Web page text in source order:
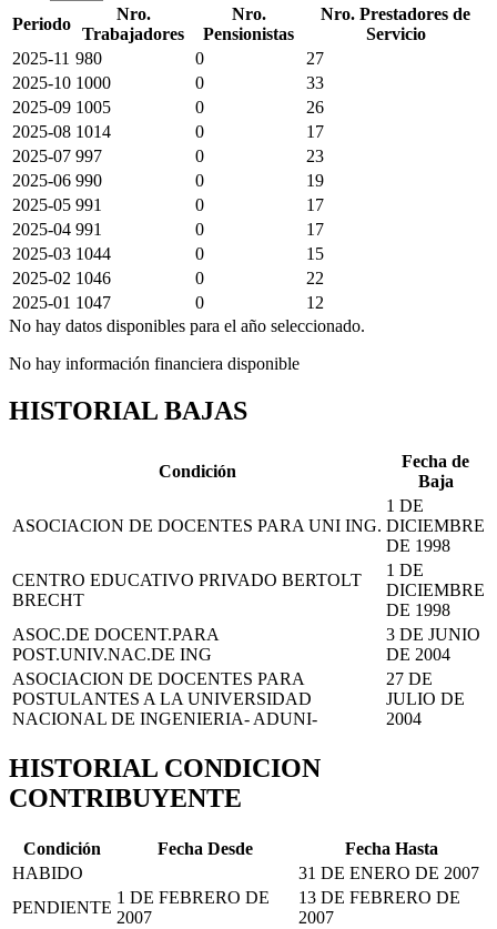
Periodo
Nro.
Trabajadores
Nro.
Pensionistas
Nro. Prestadores de
Servicio
2025-11 980 0
27
2025-10 1000 0
33
2025-09 1005 0
26
2025-08 1014 0
17
2025-07 997 0
23
2025-06 990 0
19
2025-05 991 0
17
2025-04 991 0
17
2025-03 1044 0
15
2025-02 1046 0
22
2025-01 1047 0
12
No hay datos disponibles para el año seleccionado.
No hay información financiera disponible
HISTORIAL BAJAS
Condición
Fecha de
Baja
ASOCIACION DE DOCENTES PARA UNI ING.
1 DE
DICIEMBRE
DE 1998
CENTRO EDUCATIVO PRIVADO BERTOLT
BRECHT
1 DE
DICIEMBRE
DE 1998
ASOC.DE DOCENT.PARA
POST.UNIV.NAC.DE ING
3 DE JUNIO
DE 2004
ASOCIACION DE DOCENTES PARA
POSTULANTES A LA UNIVERSIDAD
NACIONAL DE INGENIERIA- ADUNI-
27 DE
JULIO DE
2004
HISTORIAL CONDICION
CONTRIBUYENTE
Condición Fecha Desde
Fecha Hasta
HABIDO
31 DE ENERO DE 2007
PENDIENTE
1 DE FEBRERO DE
2007
13 DE FEBRERO DE
2007